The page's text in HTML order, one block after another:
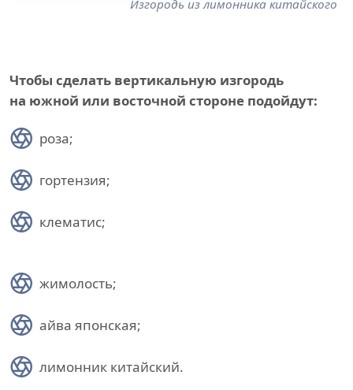
Изгородь из лимонника китайского
Чтобы сделать вертикальную изгородь
на южной или восточной стороне подойдут:
роза;
гортензия;
клематис;
жимолость;
айва японская;
лимонник китайский.